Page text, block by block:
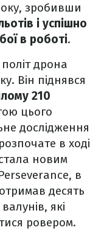
зробивши
і успішно
в роботі.
дрона
Він піднявся
210
цього
дослідження
в ході
новим
в
десять
які
ровером.